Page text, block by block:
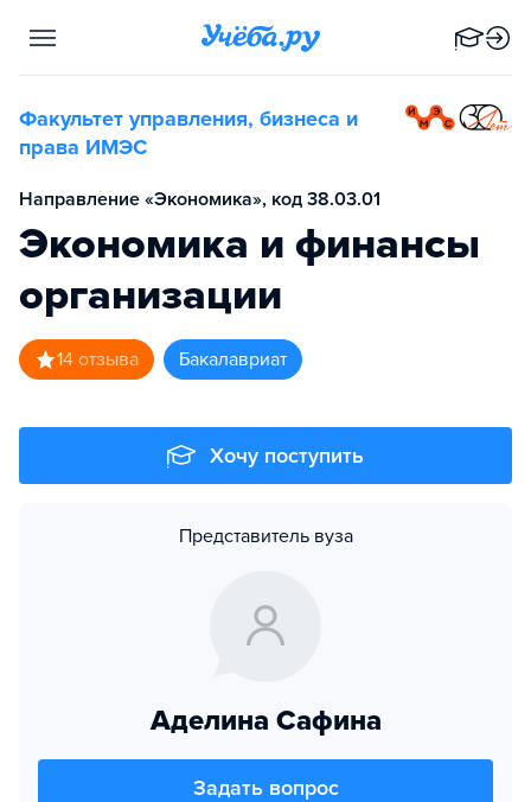
Факультет управления, бизнеса и
права ИМЭС
Направление «Экономика», код 38.03.01
Экономика и финансы
организации
14 отзыва бакалавриат
Хочу поступить
Представитель вуза
Аделина Сафина
Задать вопрос